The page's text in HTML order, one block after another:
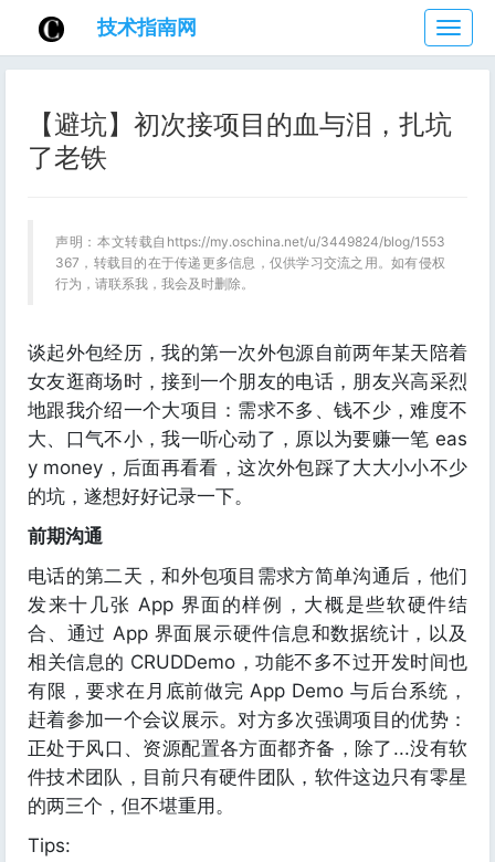
技
术
指
网
技术指南网
【避坑】初次接项目的血与泪，扎坑
了老铁
声明：本文转载自https://my.oschina.net/u/3449824/blog/1553
367，转载目的在于传递更多信息，仅供学习交流之用。如有侵权
行为，请联系我，我会及时删除。
谈起外包经历，我的第一次外包源自前两年某天陪着
女友逛商场时，接到一个朋友的电话，朋友兴高采烈
地跟我介绍一个大项目：需求不多、钱不少，难度不
大、口气不小，我一听心动了，原以为要赚一笔 eas
y money，后面再看看，这次外包踩了大大小小不少
的坑，遂想好好记录一下。
前期沟通
电话的第二天，和外包项目需求方简单沟通后，他们
发来十几张 App 界面的样例，大概是些软硬件结
合、通过 App 界面展示硬件信息和数据统计，以及
相关信息的 CRUDDemo，功能不多不过开发时间也
有限，要求在月底前做完 App Demo 与后台系统，
赶着参加一个会议展示。对方多次强调项目的优势：
正处于风口、资源配置各方面都齐备，除了...没有软
件技术团队，目前只有硬件团队，软件这边只有零星
的两三个，但不堪重用。
Tips: